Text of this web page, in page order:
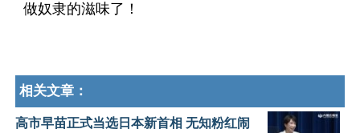
做奴隶的滋味了！
相关文章：
高市早苗正式当选日本新首相 无知粉红闹